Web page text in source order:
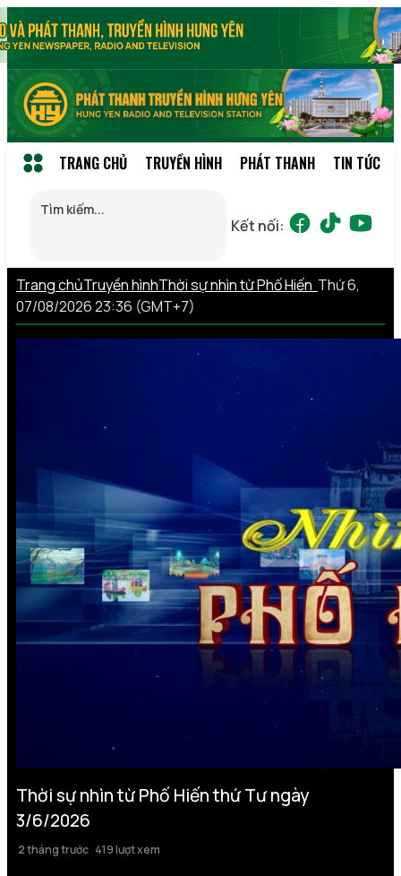
TRANG CHỦ TRUYỀN HÌNH PHÁT THANH TIN TỨC
Kết nối:
Trang chủTruyền hìnhThời sự nhìn từ Phố Hiến Thứ 6,
07/08/2026 23:36 (GMT+7)
Thời sự nhìn từ Phố Hiến thứ Tư ngày
3/6/2026
2 tháng trước 419 lượt xem